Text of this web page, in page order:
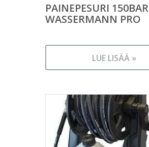
PAINEPESURI 150BAR
WASSERMANN PRO
LUE LISÄÄ »